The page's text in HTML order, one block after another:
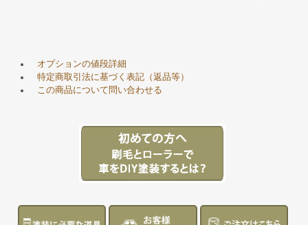
オプションの値段詳細
特定商取引法に基づく表記（返品等）
この商品について問い合わせる